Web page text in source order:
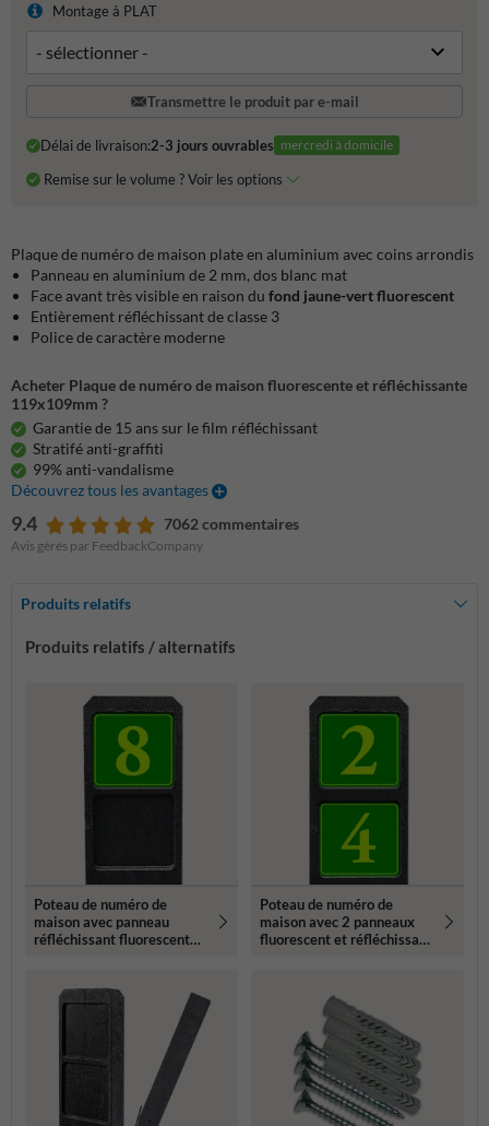
Montage à PLAT
Transmettre le produit par e-mail
Délai de livraison:2-3 jours ouvrables mercredi à domicile
Remise sur le volume ? Voir les options
Plaque de numéro de maison plate en aluminium avec coins arrondis
Panneau en aluminium de 2 mm, dos blanc mat
Face avant très visible en raison du fond jaune-vert fluorescent
Entièrement réfléchissant de classe 3
Police de caractère moderne
Acheter Plaque de numéro de maison fluorescente et réfléchissante
119x109mm ?
Garantie de 15 ans sur le film réfléchissant
Stratifé anti-graffiti
99% anti-vandalisme
Découvrez tous les avantages
9.4 7062 commentaires
Avis gérés par FeedbackCompany
Produits relatifs
Produits relatifs / alternatifs
Poteau de numéro de
maison avec panneau
réfléchissant fluorescent
Poteau de numéro de
maison avec 2 panneaux
fluorescent et réfléchissant